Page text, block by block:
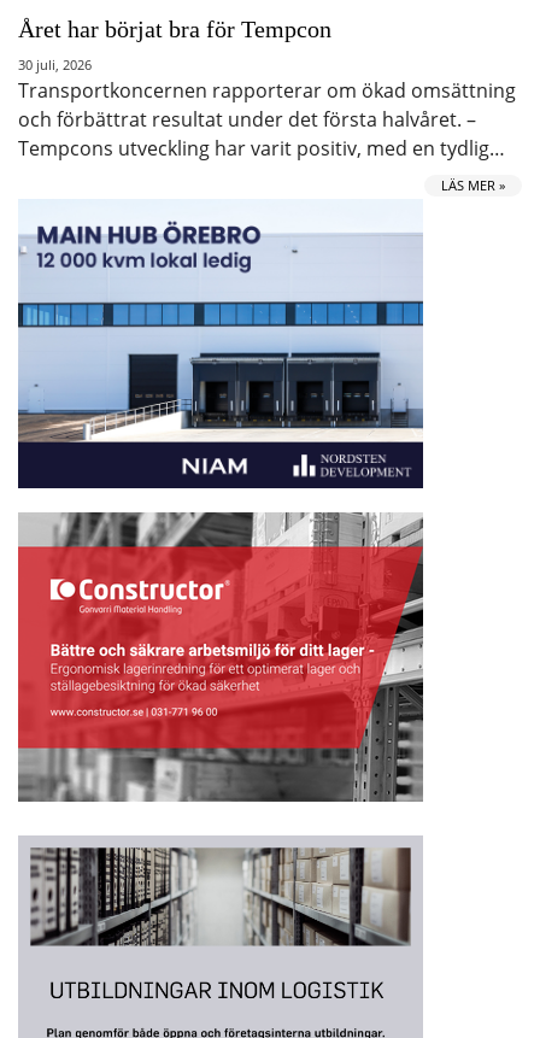
Året har börjat bra för Tempcon
30 juli, 2026
Transportkoncernen rapporterar om ökad omsättning
och förbättrat resultat under det första halvåret. –
Tempcons utveckling har varit positiv, med en tydlig…
LÄS MER »